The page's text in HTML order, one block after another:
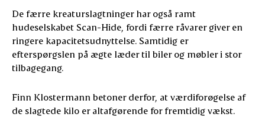
De færre kreaturslagtninger har også ramt
hudeselskabet Scan-Hide, fordi færre råvarer giver en
ringere kapacitetsudnyttelse. Samtidig er
efterspørgslen på ægte læder til biler og møbler i stor
tilbagegang.
Finn Klostermann betoner derfor, at værdiforøgelse af
de slagtede kilo er altafgørende for fremtidig vækst.